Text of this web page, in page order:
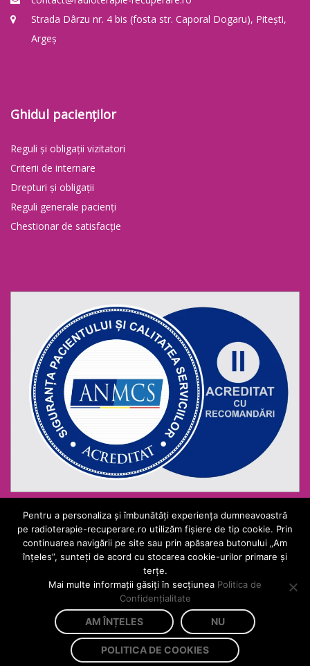
Strada Dârzu nr. 4 bis (fosta str. Caporal Dogaru), Pitești,
Argeș
Ghidul pacienților
Reguli și obligații vizitatori
Criterii de internare
Drepturi și obligații
Reguli generale pacienți
Chestionar de satisfacție
www.radioterapie-recuperare.ro
Site administrat de:
2019 Toate drepturile rezervate.
Politica de confidențialitate
Politica de cookieuri
Pentru a personaliza și îmbunătăți experiența dumneavoastră
pe radioterapie-recuperare.ro utilizăm fișiere de tip cookie. Prin
continuarea navigării pe site sau prin apăsarea butonului „Am
înțeles”, sunteți de acord cu stocarea cookie-urilor primare și
terțe.
Mai multe informații găsiți în secțiunea Politica de
Confidențialitate
AM ÎNȚELES NU
POLITICA DE COOKIES